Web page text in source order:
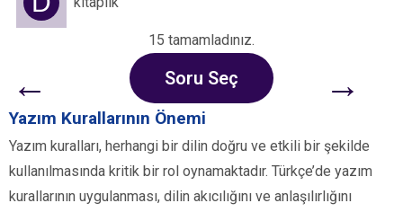
15 tamamladınız.
← Soru Seç →
Yazım Kurallarının Önemi
Yazım kuralları, herhangi bir dilin doğru ve etkili bir şekilde
kullanılmasında kritik bir rol oynamaktadır. Türkçe’de yazım
kurallarının uygulanması, dilin akıcılığını ve anlaşılırlığını